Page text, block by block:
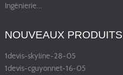
Ingénierie...
NOUVEAUX PRODUITS
1devis-skyline-28-05
1devis-cguyonnet-16-05